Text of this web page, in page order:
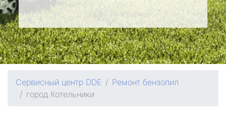
Сервисный центр DDE
Ремонт бензопил
город Котельники